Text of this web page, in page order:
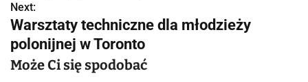
i
g
a
Next:
Warsztaty techniczne dla młodzieży
polonijnej w Toronto
Może Ci się spodobać